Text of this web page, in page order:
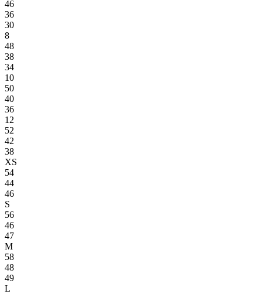
46
36
30
8
48
38
34
10
50
40
36
12
52
42
38
XS
54
44
46
S
56
46
47
M
58
48
49
L